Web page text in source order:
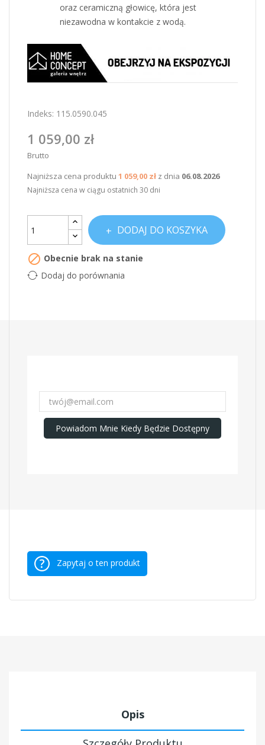
oraz ceramiczną głowicę, która jest
niezawodna w kontakcie z wodą.
Indeks: 115.0590.045
1 059,00 zł
Brutto
Najniższa cena produktu 1 059,00 zł z dnia 06.08.2026
Najniższa cena w ciągu ostatnich 30 dni
DODAJ DO KOSZYKA
 Obecnie brak na stanie
Dodaj do porównania
Powiadom Mnie Kiedy Będzie Dostępny
Zapytaj o ten produkt
Opis